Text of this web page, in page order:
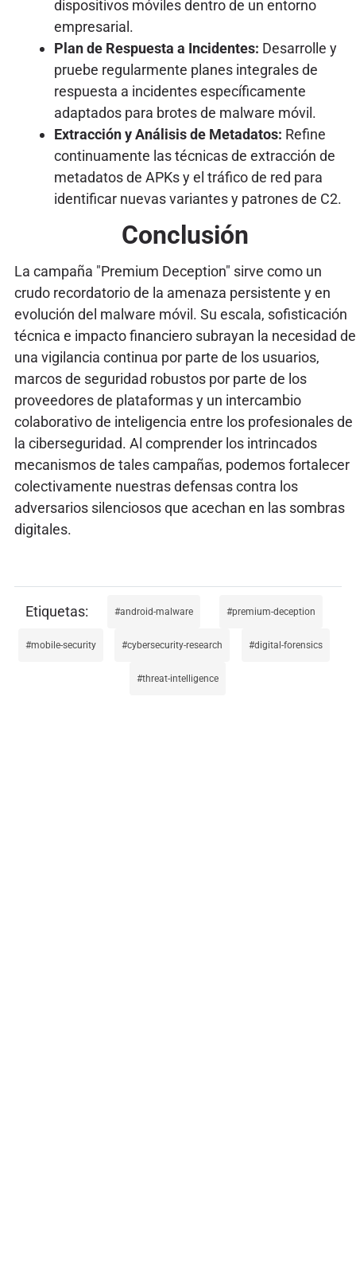
dispositivos móviles dentro de un entorno
empresarial.
Plan de Respuesta a Incidentes: Desarrolle y
pruebe regularmente planes integrales de
respuesta a incidentes específicamente
adaptados para brotes de malware móvil.
Extracción y Análisis de Metadatos: Refine
continuamente las técnicas de extracción de
metadatos de APKs y el tráfico de red para
identificar nuevas variantes y patrones de C2.
Conclusión
La campaña "Premium Deception" sirve como un
crudo recordatorio de la amenaza persistente y en
evolución del malware móvil. Su escala, sofisticación
técnica e impacto financiero subrayan la necesidad de
una vigilancia continua por parte de los usuarios,
marcos de seguridad robustos por parte de los
proveedores de plataformas y un intercambio
colaborativo de inteligencia entre los profesionales de
la ciberseguridad. Al comprender los intrincados
mecanismos de tales campañas, podemos fortalecer
colectivamente nuestras defensas contra los
adversarios silenciosos que acechan en las sombras
digitales.
android-malware premium-deception
mobile-security cybersecurity-research digital-forensics
threat-intelligence